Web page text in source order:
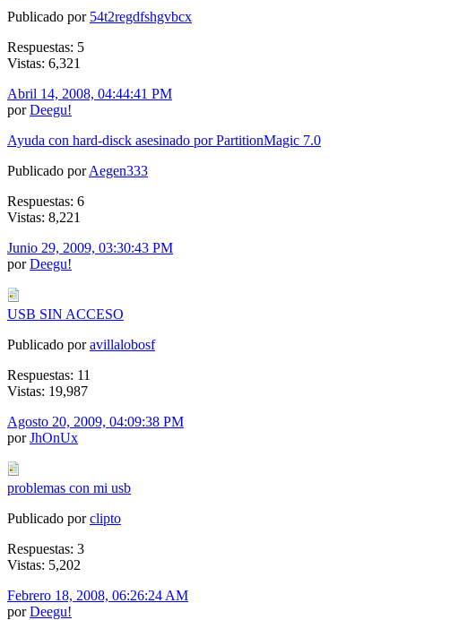
Publicado por 54t2regdfshgvbcx
Respuestas: 5
Vistas: 6,321
Abril 14, 2008, 04:44:41 PM
porDeegu!
Ayuda con hard-disck asesinado por PartitionMagic 7.0
Publicado porAegen333
Respuestas: 6
Vistas: 8,221
Junio 29, 2009, 03:30:43 PM
porDeegu!
USB SIN ACCESO
Publicado poravillalobosf
Respuestas: 11
Vistas: 19,987
Agosto 20, 2009, 04:09:38 PM
porJhOnUx
problemas con mi usb
Publicado porclipto
Respuestas: 3
Vistas: 5,202
Febrero 18, 2008, 06:26:24 AM
porDeegu!